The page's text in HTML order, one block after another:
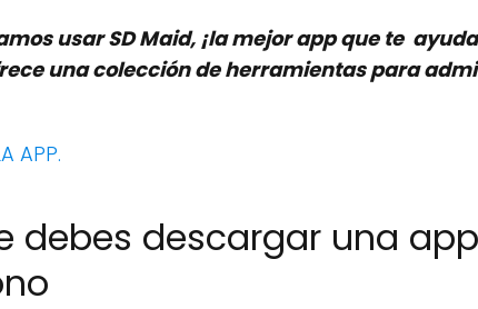
usar SD Maid, ¡la mejor app que te
una colección de herramientas para
APP.
debes descargar una